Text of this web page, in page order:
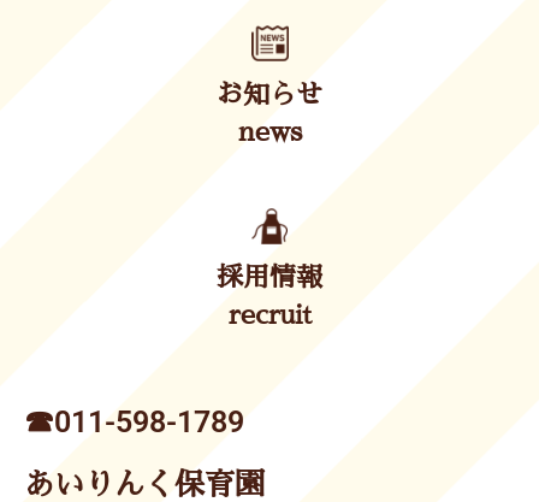
お知らせ
news
採用情報
recruit
☎︎011-598-1789
あいりんく保育園